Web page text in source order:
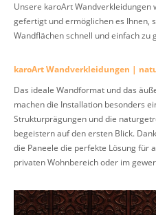
Unsere karoArt Wandverkleidungen
gefertigt und ermöglichen es Ihnen,
Wandflächen schnell und einfach zu
karoArt Wandverkleidungen |
Das ideale Wandformat und das
machen die Installation besonders
Strukturprägungen und die
begeistern auf den ersten Blick.
die Paneele die perfekte Lösung für
privaten Wohnbereich oder im